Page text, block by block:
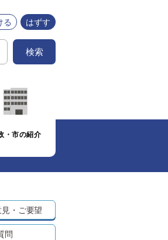
る はずす
検索
・市の紹介
・ご要望
問